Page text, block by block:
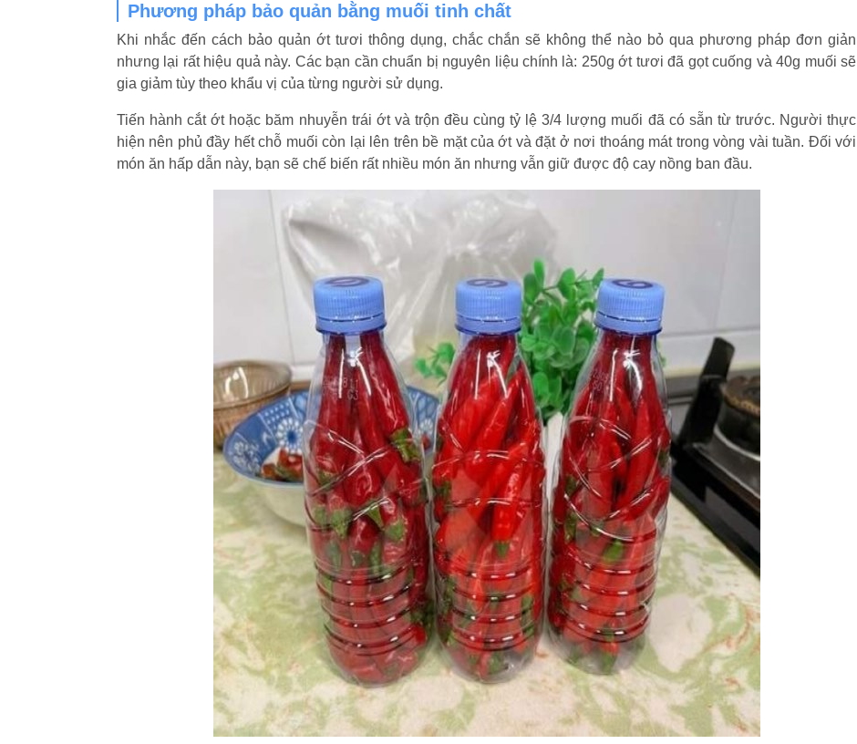
Phương pháp bảo quản bằng muối tinh chất
Khi nhắc đến cách bảo quản ớt tươi thông dụng, chắc chắn sẽ không thể nào bỏ qua phương pháp đơn giản
nhưng lại rất hiệu quả này. Các bạn cần chuẩn bị nguyên liệu chính là: 250g ớt tươi đã gọt cuống và 40g muối sẽ
gia giảm tùy theo khẩu vị của từng người sử dụng.
Tiến hành cắt ớt hoặc băm nhuyễn trái ớt và trộn đều cùng tỷ lệ 3/4 lượng muối đã có sẵn từ trước. Người thực
hiện nên phủ đầy hết chỗ muối còn lại lên trên bề mặt của ớt và đặt ở nơi thoáng mát trong vòng vài tuần. Đối với
món ăn hấp dẫn này, bạn sẽ chế biến rất nhiều món ăn nhưng vẫn giữ được độ cay nồng ban đầu.